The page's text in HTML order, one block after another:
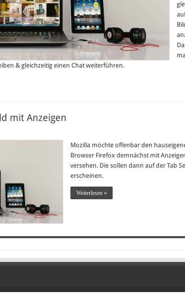
& gleichzeitig einen Chat weiterführen.
mit Anzeigen
Mozilla möchte offenbar den
Browser Firefox demnächst mit
versehen. Die sollen dann auf der Tab
erscheinen.
Weiterlesen »